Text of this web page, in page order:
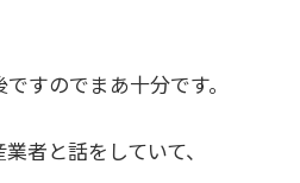
すのでまあ十分です。
者と話をしていて、